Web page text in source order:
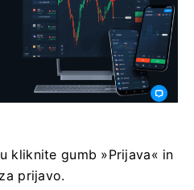
kliknite gumb »Prijava« in
prijavo.